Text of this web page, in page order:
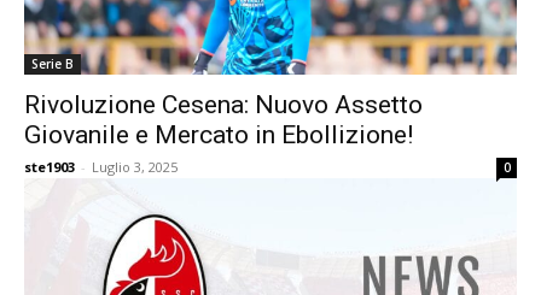
Serie B
Rivoluzione Cesena: Nuovo Assetto
Giovanile e Mercato in Ebollizione!
ste1903 - Luglio 3, 2025 0